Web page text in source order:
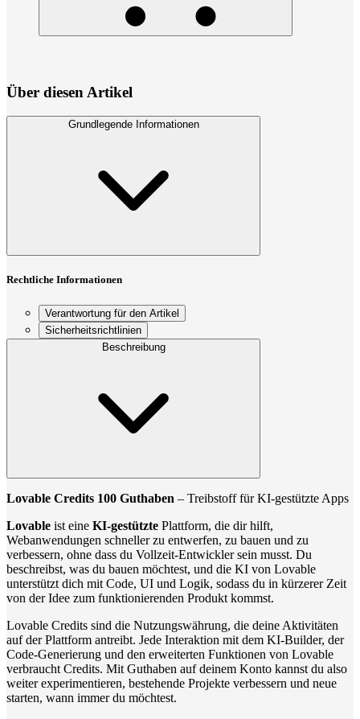
Über diesen Artikel
Grundlegende Informationen
Rechtliche Informationen
Verantwortung für den Artikel
Sicherheitsrichtlinien
Beschreibung
Lovable Credits 100 Guthaben – Treibstoff für KI-gestützte Apps
Lovable ist eine KI-gestützte Plattform, die dir hilft,
Webanwendungen schneller zu entwerfen, zu bauen und zu
verbessern, ohne dass du Vollzeit-Entwickler sein musst. Du
beschreibst, was du bauen möchtest, und die KI von Lovable
unterstützt dich mit Code, UI und Logik, sodass du in kürzerer Zeit
von der Idee zum funktionierenden Produkt kommst.
Lovable Credits sind die Nutzungswährung, die deine Aktivitäten
auf der Plattform antreibt. Jede Interaktion mit dem KI-Builder, der
Code-Generierung und den erweiterten Funktionen von Lovable
verbraucht Credits. Mit Guthaben auf deinem Konto kannst du also
weiter experimentieren, bestehende Projekte verbessern und neue
starten, wann immer du möchtest.